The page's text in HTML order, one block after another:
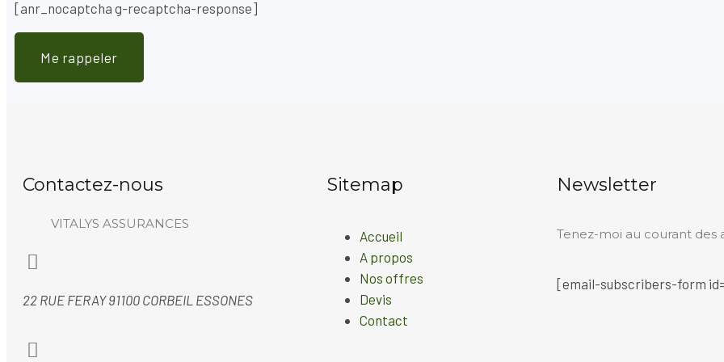
[anr_nocaptcha g-recaptcha-response]
Contactez-nous
VITALYS ASSURANCES
22 RUE FERAY 91100 CORBEIL ESSONES
Sitemap
Accueil
A propos
Nos offres
Devis
Contact
Newsletter
Tenez-moi au courant des
[email-subscribers-form